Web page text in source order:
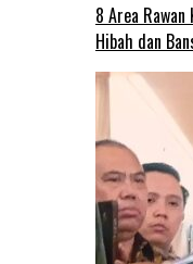
8 Area
Hibah dan